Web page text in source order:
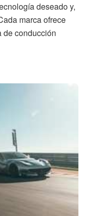
deseado y,
marca ofrece
de conducción